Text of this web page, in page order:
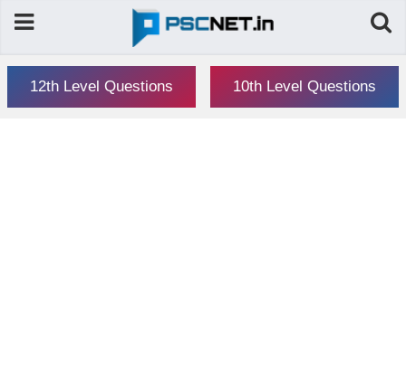
12th Level Questions 10th Level Questions